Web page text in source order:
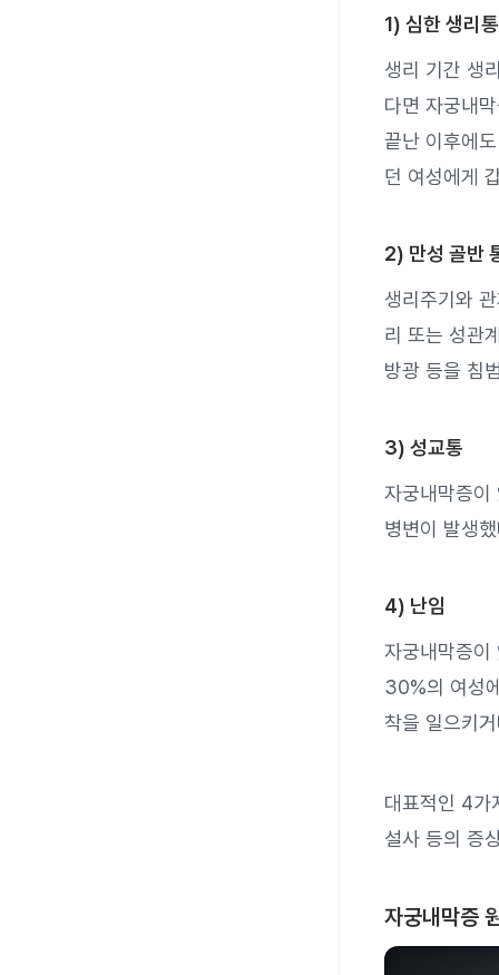
1) 심한 생리통
생리 기간 생
다면 자궁내
끝난 이후에
던 여성에게
2) 만성 골반
생리주기와
리 또는 성관
방광 등을 침
3) 성교통
자궁내막증이
병변이 발생
4) 난임
자궁내막증이
30%의 여성
착을 일으키
대표적인 4가
설사 등의 증
자궁내막증